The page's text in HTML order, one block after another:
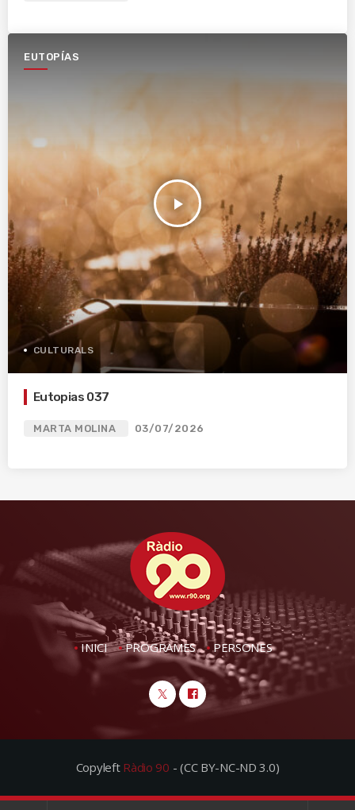
EUTOPÍAS
play_arrow
CULTURALS
Eutopias 037
MARTA MOLINA 03/07/2026
INICI PROGRAMES PERSONES
Copyleft Ràdio 90 - (CC BY-NC-ND 3.0)